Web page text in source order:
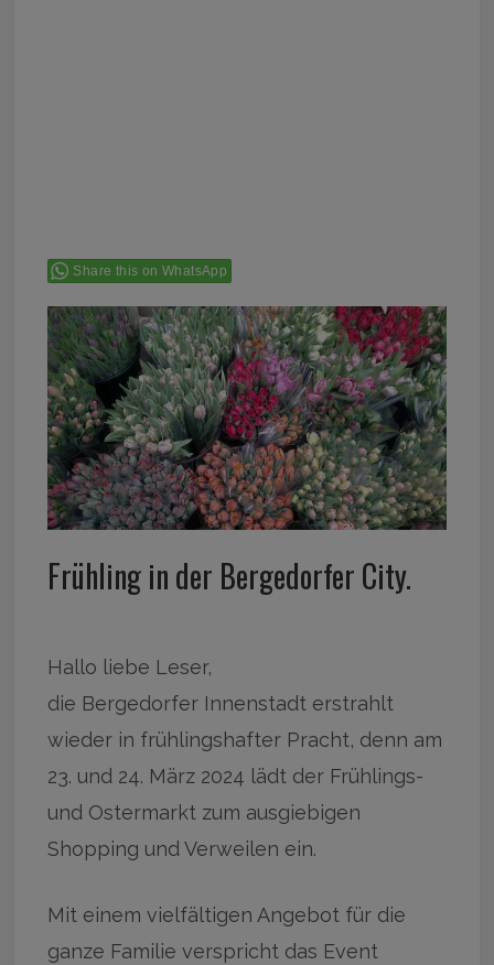
Share this on WhatsApp
Frühling in der Bergedorfer City.
Hallo liebe Leser,
die Bergedorfer Innenstadt erstrahlt
wieder in frühlingshafter Pracht, denn am
23. und 24. März 2024 lädt der Frühlings-
und Ostermarkt zum ausgiebigen
Shopping und Verweilen ein.
Mit einem vielfältigen Angebot für die
ganze Familie verspricht das Event